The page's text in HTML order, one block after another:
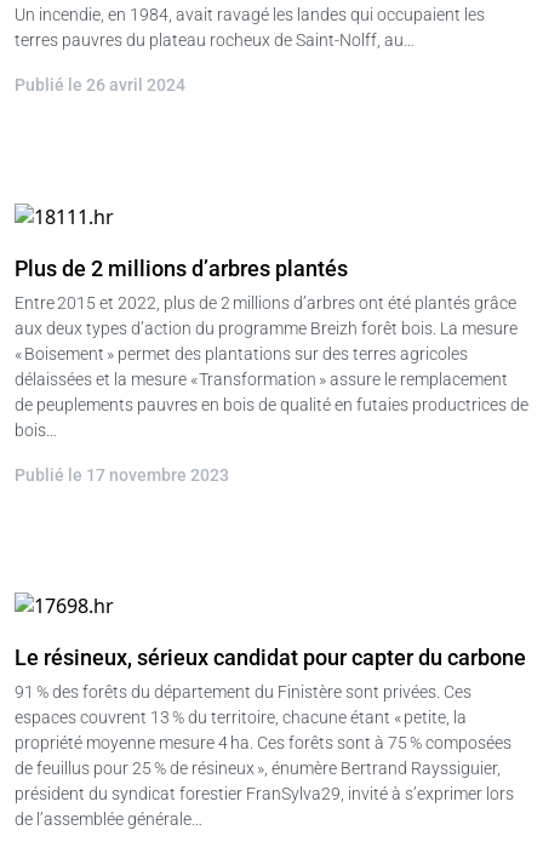
Un incendie, en 1984, avait ravagé les landes qui occupaient les
terres pauvres du plateau rocheux de Saint-Nolff, au…
Publié le 26 avril 2024
Plus de 2 millions d’arbres plantés
Entre 2015 et 2022, plus de 2 millions d’arbres ont été plantés grâce
aux deux types d’action du programme Breizh forêt bois. La mesure
« Boisement » permet des plantations sur des terres agricoles
délaissées et la mesure « Transformation » assure le remplacement
de peuplements pauvres en bois de qualité en futaies productrices de
bois…
Publié le 17 novembre 2023
Le résineux, sérieux candidat pour capter du carbone
91 % des forêts du département du Finistère sont privées. Ces
espaces couvrent 13 % du territoire, chacune étant « petite, la
propriété moyenne mesure 4 ha. Ces forêts sont à 75 % composées
de feuillus pour 25 % de résineux », énumère Bertrand Rayssiguier,
président du syndicat forestier FranSylva29, invité à s’exprimer lors
de l’assemblée générale…